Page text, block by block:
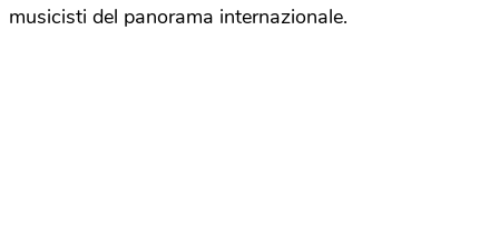
musicisti del panorama internazionale.